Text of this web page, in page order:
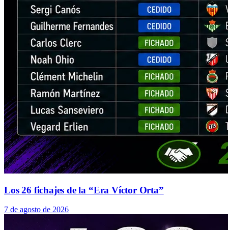
Los 26 fichajes de la “Era Víctor Orta”
7 de agosto de 2026